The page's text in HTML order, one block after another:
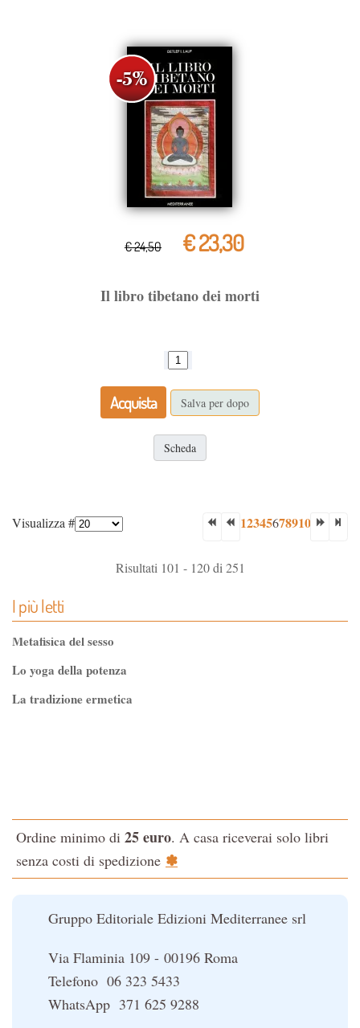
€ 24,50 € 23,30
Il libro tibetano dei morti
Acquista Salva per dopo
Scheda
Visualizza # 12345678910
Risultati 101 - 120 di 251
I più letti
Metafisica del sesso
Lo yoga della potenza
La tradizione ermetica
La Cabala
Il potere del serpente
Ordine minimo di 25 euro. A casa riceverai solo libri
senza costi di spedizione ✽
Gruppo Editoriale Edizioni Mediterranee srl
Via Flaminia 109 - 00196 Roma
Telefono 06 323 5433
WhatsApp 371 625 9288